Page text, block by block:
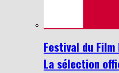
Festival du
La sélection